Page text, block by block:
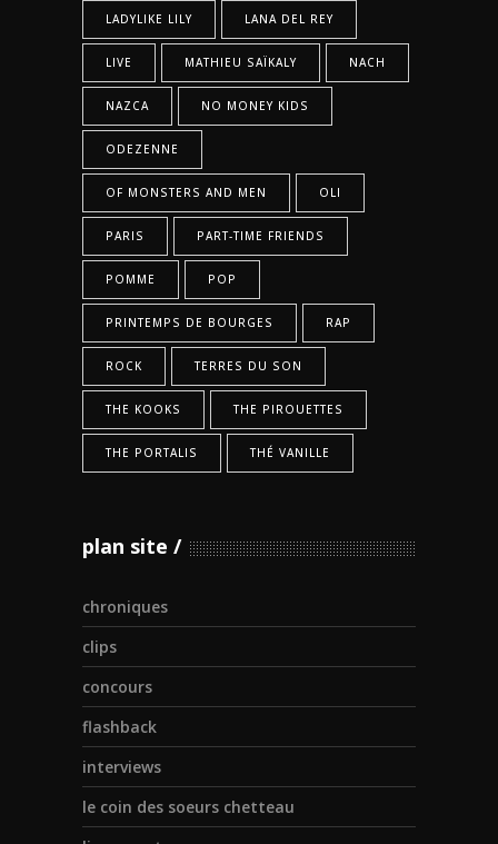
LADYLIKE LILY LANA DEL REY
LIVE MATHIEU SAÏKALY NACH
NAZCA NO MONEY KIDS
ODEZENNE
OF MONSTERS AND MEN OLI
PARIS PART-TIME FRIENDS
POMME POP
PRINTEMPS DE BOURGES RAP
ROCK TERRES DU SON
THE KOOKS THE PIROUETTES
THE PORTALIS THÉ VANILLE
plan site
chroniques
clips
concours
flashback
interviews
le coin des soeurs chetteau